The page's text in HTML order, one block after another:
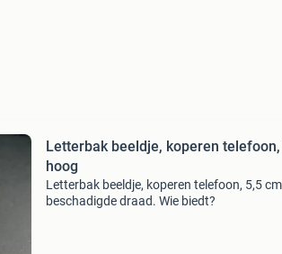
Letterbak beeldje, koperen
hoog
Letterbak beeldje, koperen telefoon, 5,5
beschadigde draad. Wie biedt?